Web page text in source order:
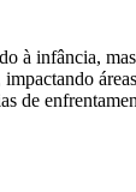
à infância,
de